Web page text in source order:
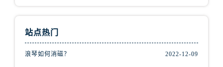
站点热门
浪琴如何消磁？ 2022-12-09